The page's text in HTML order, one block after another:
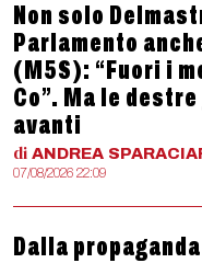
Non solo
Parlamento
(M5S): “Fuori i
Co”. Ma le
avanti
di ANDREA
07/08/2026 22:09
Dalla